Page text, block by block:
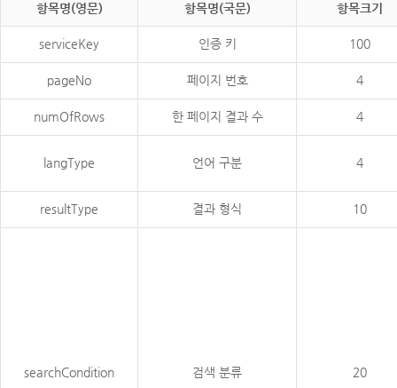
항목명(영문) 항목명(국문) 항목크기
serviceKey 인증 키 100
pageNo 페이지 번호 4
numOfRows 한 페이지 결과 수 4
langType 언어 구분 4
resultType 결과 형식 10
searchCondition 검색 분류 20